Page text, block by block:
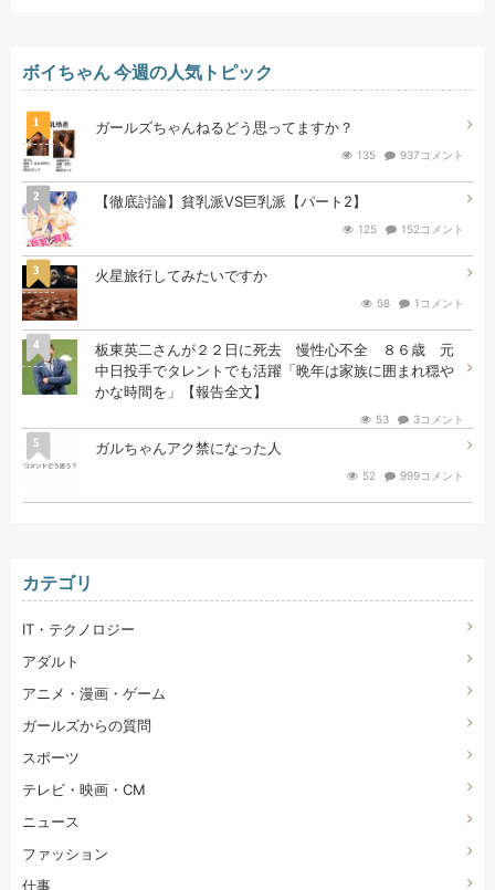
ボイちゃん 今週の人気トピック
1 ガールズちゃんねるどう思ってますか？
135 937コメント
2 【徹底討論】貧乳派VS巨乳派【パート2】
125 152コメント
3 火星旅行してみたいですか
58 1コメント
4
板東英二さんが２２日に死去 慢性心不全 ８６歳 元
中日投手でタレントでも活躍「晩年は家族に囲まれ穏や
かな時間を」【報告全文】
53 3コメント
5 ガルちゃんアク禁になった人
52 999コメント
カテゴリ
IT・テクノロジー
アダルト
アニメ・漫画・ゲーム
ガールズからの質問
スポーツ
テレビ・映画・CM
ニュース
ファッション
仕事